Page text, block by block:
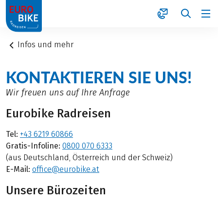
1
Infos und mehr
KONTAKTIEREN SIE UNS!
Wir freuen uns auf Ihre Anfrage
Eurobike Radreisen
Tel: +43 6219 60866
Gratis-Infoline: 0800 070 6333
(aus Deutschland, Österreich und der Schweiz)
E-Mail: office@eurobike.at
Unsere Bürozeiten